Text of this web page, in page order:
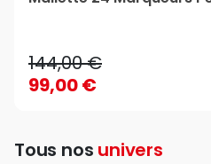
144,00 €
99,00 €
Tous nos univers